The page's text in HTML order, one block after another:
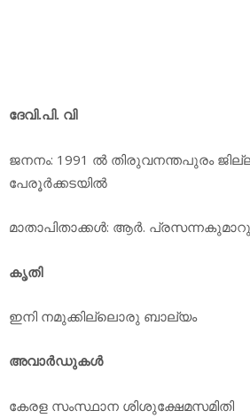
ദേവി.പി. വി
ജനനം: 1991 ല്‍ തിരുവനന്തപുരം
പേരൂര്‍ക്കടയില്‍
മാതാപിതാക്കള്‍: ആര്‍. പ്രസന്നകുമാറും
കൃതി
ഇനി നമുക്കില്ലൊരു ബാല്യം
അവാര്‍ഡുകള്‍
കേരള സംസ്ഥാന ശിശുക്ഷേമസമിതി